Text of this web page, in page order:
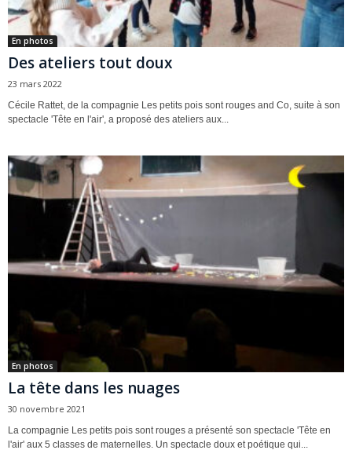
En photos
Des ateliers tout doux
23 mars 2022
Cécile Rattet, de la compagnie Les petits pois sont rouges and Co, suite à son
spectacle 'Tête en l'air', a proposé des ateliers aux...
En photos
La tête dans les nuages
30 novembre 2021
La compagnie Les petits pois sont rouges a présenté son spectacle 'Tête en
l'air' aux 5 classes de maternelles. Un spectacle doux et poétique qui...